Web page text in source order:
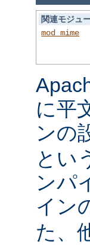
関連モジュ
mod_mime
に平
ンの
とい
ンパ
イン
た、